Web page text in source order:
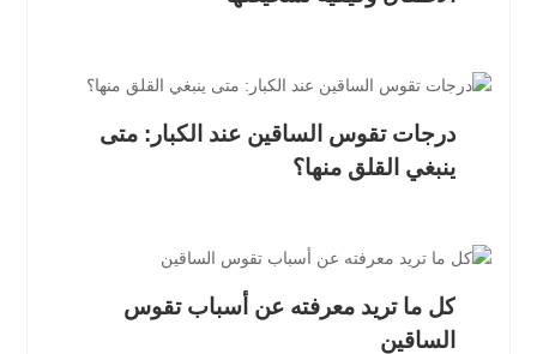
درجات تقوس الساقين عند الكبار: متى
ينبغي القلق منها؟
كل ما تريد معرفته عن أسباب تقوس
الساقين